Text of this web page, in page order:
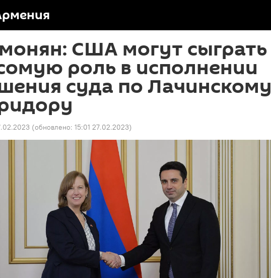
США могут сыграть
роль в исполнении
суда по Лачинскому
(обновлено: 15:01 27.02.2023)